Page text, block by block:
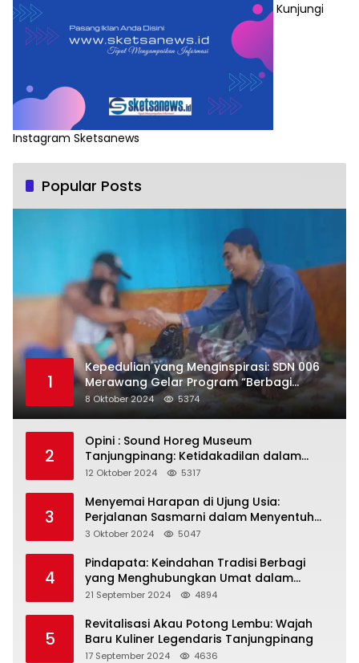
Kunjungi
Instagram Sketsanews
Popular Posts
1
Kepedulian yang Menginspirasi: SDN 006
Merawang Gelar Program “Berbagi
Segenggam Beras”
8 Oktober 2024 5374
2
Opini : Sound Horeg Museum
Tanjungpinang: Ketidakadilan dalam
Representasi
12 Oktober 2024 5317
3
Menyemai Harapan di Ujung Usia:
Perjalanan Sasmarni dalam Menyentuh
Hati dan Jiwa
3 Oktober 2024 5047
4
Pindapata: Keindahan Tradisi Berbagi
yang Menghubungkan Umat dalam
Spiritualitas dan Kebersamaan dalam
21 September 2024 4894
5
Revitalisasi Akau Potong Lembu: Wajah
Baru Kuliner Legendaris Tanjungpinang
17 September 2024 4636